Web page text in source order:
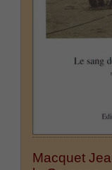
Macquet